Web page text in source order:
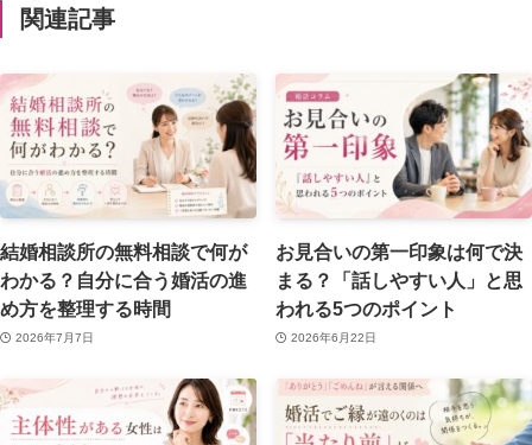
関連記事
結婚相談所の無料相談で何が
わかる？自分に合う婚活の進
め方を整理する時間
2026年7月7日
お見合いの第一印象は何で決
まる？「話しやすい人」と思
われる5つのポイント
2026年6月22日